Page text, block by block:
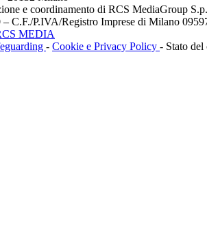
e coordinamento di RCS MediaGroup
– C.F./P.IVA/Registro Imprese di Milano
MEDIA
- Cookie e Privacy Policy - Stato del